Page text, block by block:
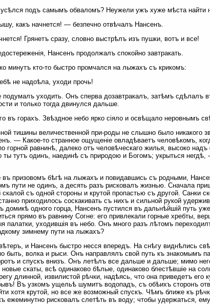
подъ самымъ обваломъ? Неужели ужъ хуже мѣста найти
какъ начнется! — безпечно отвѣчалъ Нансенъ.
Грянетъ сразу, словно выстрѣлъ изъ пушки, вотъ и все!
Нансенъ продолжалъ спокойно завтракать.
минутъ кто-то быстро промчался на лыжахъ съ крикомъ:
не надоѣла, уходи прочь!
подумалъ уходить. Онъ сперва дозавтракалъ, затѣмъ сдѣлалъ
и только тогда двинулся дальше.
въ горахъ. Звѣздное небо ярко сіяло и освѣщало неровнымъ
тишины величественной при-роды не слышно было никакого
— Какое-то странное ощущеніе овладѣваетъ человѣкомъ,
горной равнинѣ, далеко отъ человѣческаго жилья, высоко
ты тутъ одинъ, наединѣ съ природою и Богомъ; укрыться
въ призовомъ бѣгѣ на лыжахъ и повидавшись съ родными,
пути не одинъ, а десять разъ рисковалъ жизнью. Сначала
съ одной стороны и крутой пропастью съ другой. Санки
приходилось соскакивать съ нихъ и сильной рукой
домикѣ одного горца, Нансенъ пустился въ дальнѣйшій путь
прямо въ равнину Согне: его привлекали горные хребты,
палатки, уходившія въ небо. Онъ много разъ лѣтомъ
зимнему пути на лыжахъ?
и Нансенъ быстро несся впередъ. На снѣгу виднѣлись
быть, волка и рыси. Онъ направлялъ свой путь къ знакомымъ
и спускъ внизъ. Онъ летѣлъ все дальше и дальше; мимо
скаты, всѣ одинаково бѣлые, одинаково блестѣвшіе на
длинной, извилистой рѣчки, надѣясь, что она приведетъ
Въ узкомъ ущельѣ шумитъ водопадъ, съ обѣихъ сторонъ
хотя крутой, но все же возможный спускъ. Чѣмъ ближе къ
ежеминутно рисковалъ слетѣть въ воду; чтобы удержаться,